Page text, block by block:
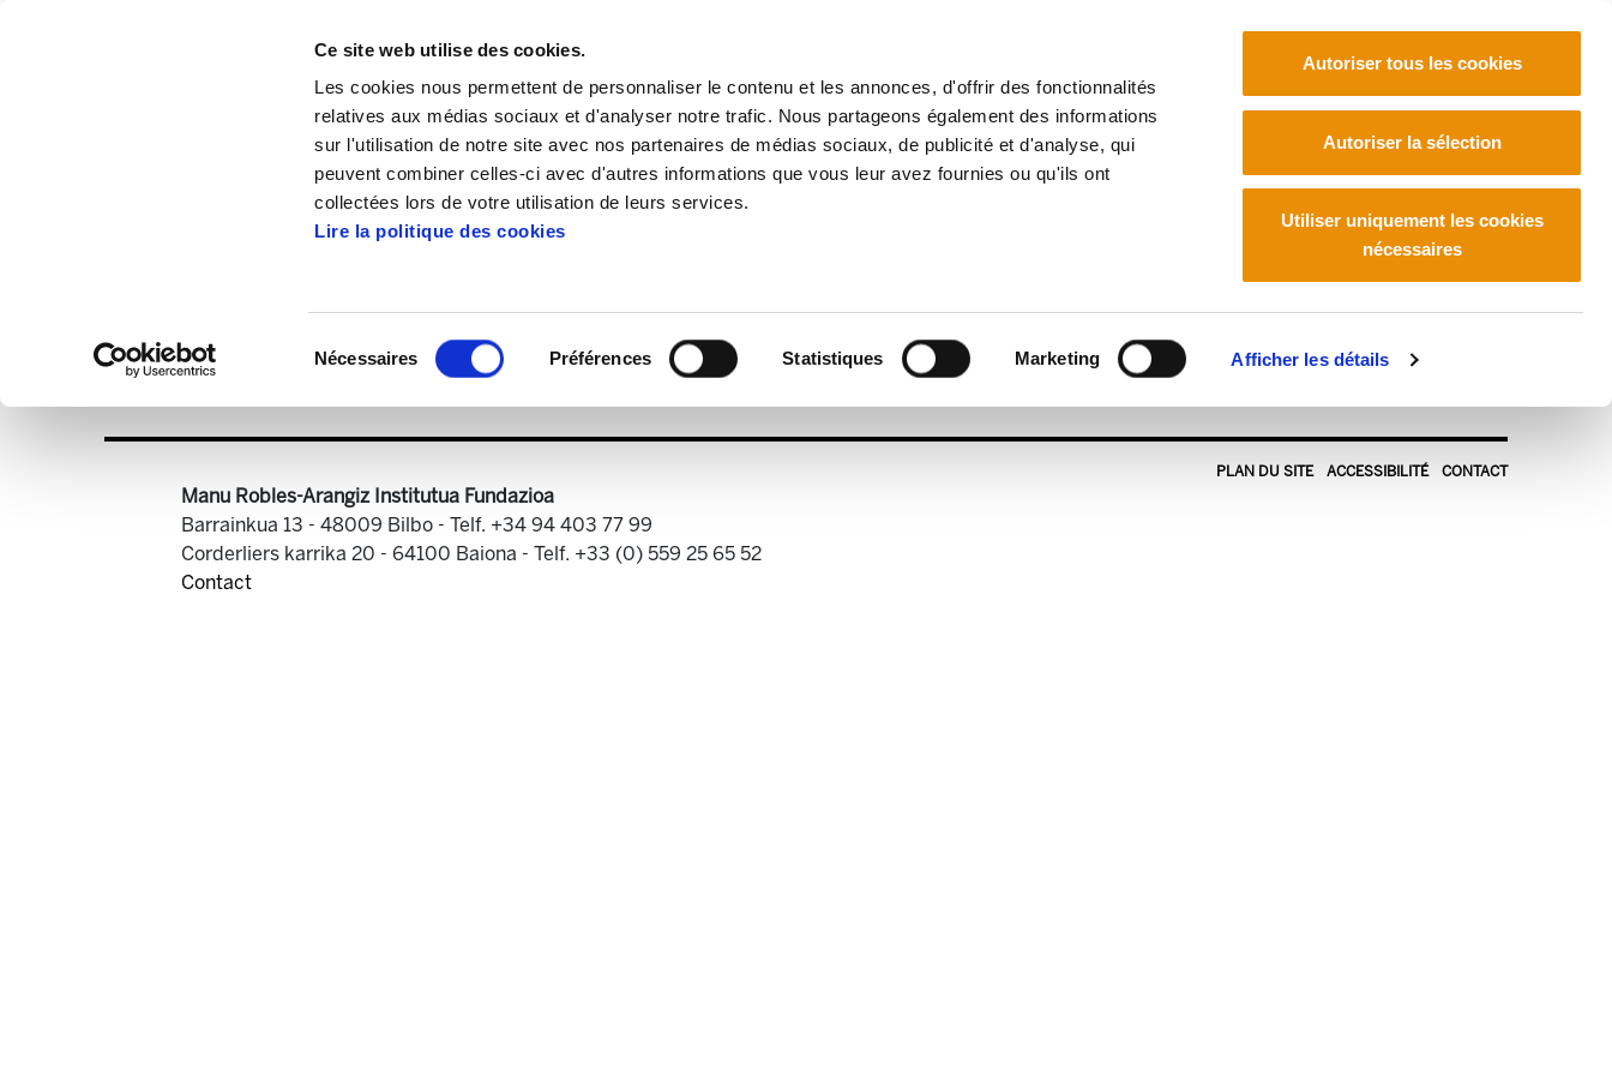
Ce site web utilise des cookies.
Les cookies nous permettent de personnaliser le contenu et les annonces, d'offrir des fonctionnalités
relatives aux médias sociaux et d'analyser notre trafic. Nous partageons également des informations
sur l'utilisation de notre site avec nos partenaires de médias sociaux, de publicité et d'analyse, qui
peuvent combiner celles-ci avec d'autres informations que vous leur avez fournies ou qu'ils ont
collectées lors de votre utilisation de leurs services.
Lire la politique des cookies
Nécessaires Préférences Statistiques Marketing Afficher les détails
Autoriser tous les cookies
Autoriser la sélection
Utiliser uniquement les cookies
nécessaires
Publications Enbata + Alda! Enbata + Alda! 2006
Enbata-Alda2006(97).pdf 758.8 KB
PLAN DU SITE ACCESSIBILITÉ CONTACT
Manu Robles-Arangiz Institutua Fundazioa
Barrainkua 13 - 48009 Bilbo - Telf. +34 94 403 77 99
Corderliers karrika 20 - 64100 Baiona - Telf. +33 (0) 559 25 65 52
Contact